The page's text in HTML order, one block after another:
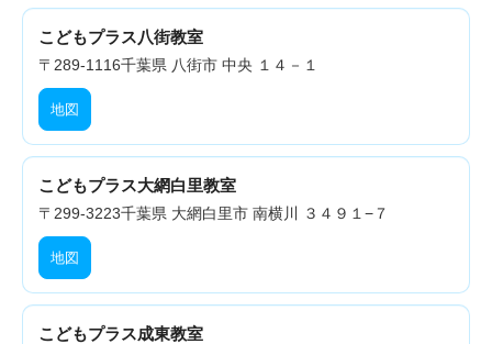
こどもプラス八街教室
〒289-1116千葉県 八街市 中央 １４－１
地図
こどもプラス大網白里教室
〒299-3223千葉県 大網白里市 南横川 ３４９１−７
地図
こどもプラス成東教室